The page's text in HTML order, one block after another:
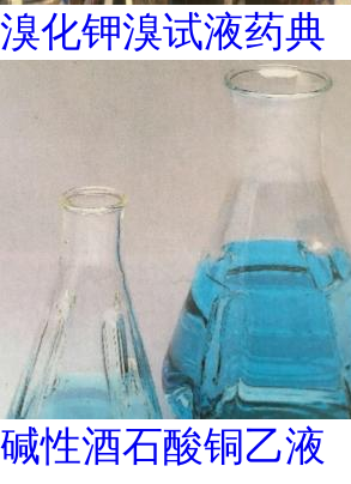
溴化钾溴试液药典
碱性酒石酸铜乙液